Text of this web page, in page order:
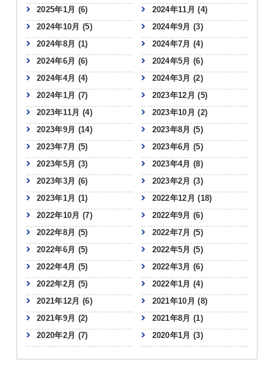
2025年1月 (6) 2024年11月 (4)
2024年10月 (5) 2024年9月 (3)
2024年8月 (1) 2024年7月 (4)
2024年6月 (6) 2024年5月 (6)
2024年4月 (4) 2024年3月 (2)
2024年1月 (7) 2023年12月 (5)
2023年11月 (4) 2023年10月 (2)
2023年9月 (14) 2023年8月 (5)
2023年7月 (5) 2023年6月 (5)
2023年5月 (3) 2023年4月 (8)
2023年3月 (6) 2023年2月 (3)
2023年1月 (1) 2022年12月 (18)
2022年10月 (7) 2022年9月 (6)
2022年8月 (5) 2022年7月 (5)
2022年6月 (5) 2022年5月 (5)
2022年4月 (5) 2022年3月 (6)
2022年2月 (5) 2022年1月 (4)
2021年12月 (6) 2021年10月 (8)
2021年9月 (2) 2021年8月 (1)
2020年2月 (7) 2020年1月 (3)